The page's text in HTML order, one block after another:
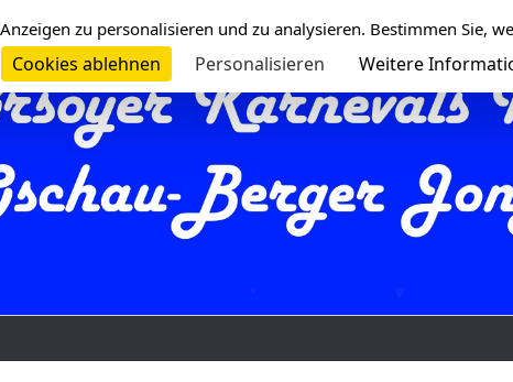
zu personalisieren und zu analysieren. Bestimmen Sie,
Cookies ablehnen
Personalisieren Weitere